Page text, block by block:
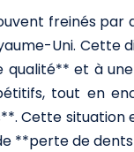
freinés par
Uni.
et à
tout en
Cette
**perte de